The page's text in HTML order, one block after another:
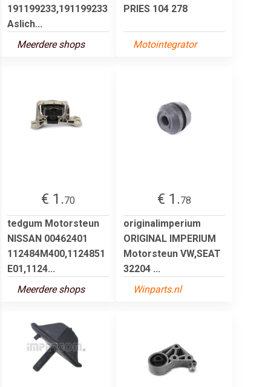
191199233,191199233
Aslich...
Meerdere shops
PRIES 104 278
Motointegrator
€ 1.70
tedgum Motorsteun
NISSAN 00462401
112484M400,1124851
E01,1124...
Meerdere shops
€ 1.78
originalimperium
ORIGINAL IMPERIUM
Motorsteun VW,SEAT
32204 ...
Winparts.nl